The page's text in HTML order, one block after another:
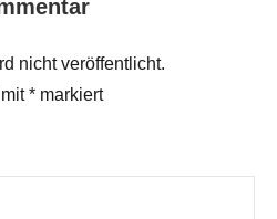
nicht veröffentlicht.
* markiert